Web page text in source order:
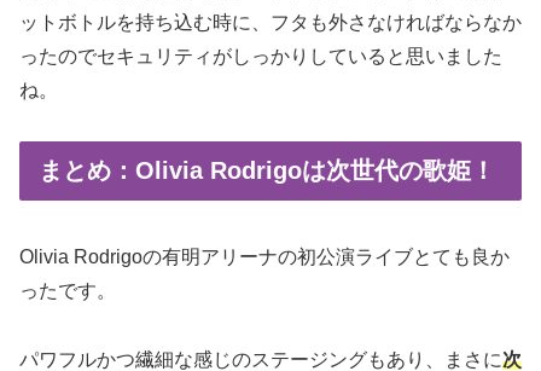
ットボトルを持ち込む時に、フタも外さなければならなか
ったのでセキュリティがしっかりしていると思いました
ね。
まとめ：Olivia Rodrigoは次世代の歌姫！
Olivia Rodrigoの有明アリーナの初公演ライブとても良か
ったです。
パワフルかつ繊細な感じのステージングもあり、まさに次